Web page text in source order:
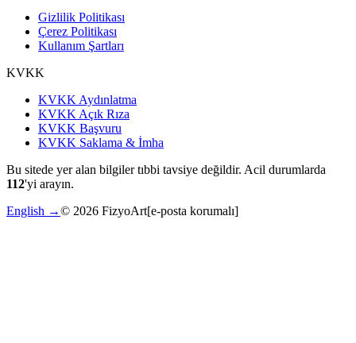
Gizlilik Politikası
Çerez Politikası
Kullanım Şartları
KVKK
KVKK Aydınlatma
KVKK Açık Rıza
KVKK Başvuru
KVKK Saklama & İmha
Bu sitede yer alan bilgiler tıbbi tavsiye değildir. Acil durumlarda
112'yi arayın.
English →© 2026 FizyoArt[e-posta korumalı]